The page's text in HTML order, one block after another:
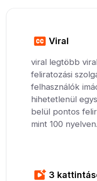
Viral
viral legtöbb
feliratozási
felhasználók
hihetetlenül
belül pontos
mint 100 nyelven.
3